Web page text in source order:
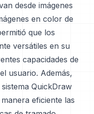
desde imágenes
en color de
que los
versátiles en su
capacidades de
usuario. Además,
QuickDraw
eficiente las